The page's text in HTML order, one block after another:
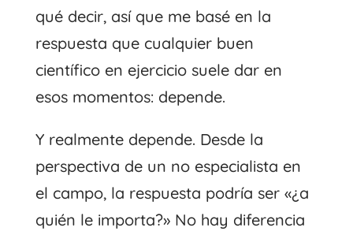
qué decir, así que me basé en la
respuesta que cualquier buen
científico en ejercicio suele dar en
esos momentos: depende.
Y realmente depende. Desde la
perspectiva de un no especialista en
el campo, la respuesta podría ser «¿a
quién le importa?» No hay diferencia